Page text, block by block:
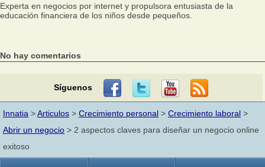
Experta en negocios por internet y propulsora entusiasta de la
educación financiera de los niños desde pequeños.
No hay comentarios
Síguenos
Innatia >Articulos > Crecimiento personal > Crecimiento laboral >
Abrir un negocio > 2 aspectos claves para diseñar un negocio online
exitoso